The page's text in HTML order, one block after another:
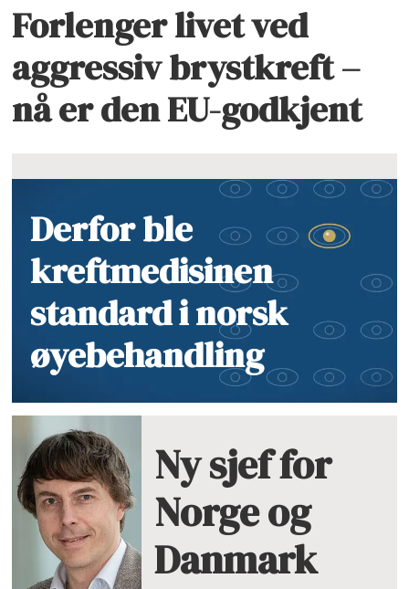
Forlenger livet ved
aggressiv brystkreft –
nå er den EU-godkjent
Derfor ble
kreftmedisinen
standard i norsk
øyebehandling
Ny sjef for
Norge og
Danmark